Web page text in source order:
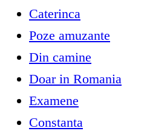
Caterinca
Poze amuzante
Din camine
Doar in Romania
Examene
Constanta